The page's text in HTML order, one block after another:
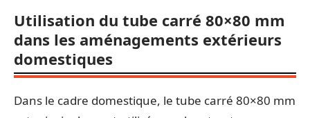
Utilisation du tube carré 80×80 mm
dans les aménagements extérieurs
domestiques
Dans le cadre domestique, le tube carré 80×80 mm